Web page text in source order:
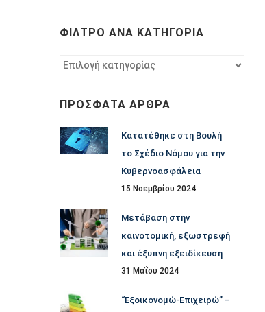
ΦΊΛΤΡΟ ΑΝΆ ΚΑΤΗΓΟΡΊΑ
Φίλτρο
ΠΡΌΣΦΑΤΑ ΆΡΘΡΑ
Κατατέθηκε στη Βουλή
το Σχέδιο Νόμου για την
Κυβερνοασφάλεια
15 Νοεμβρίου 2024
Μετάβαση στην
καινοτομική, εξωστρεφή
και έξυπνη εξειδίκευση
31 Μαΐου 2024
“Εξοικονομώ-Επιχειρώ” –